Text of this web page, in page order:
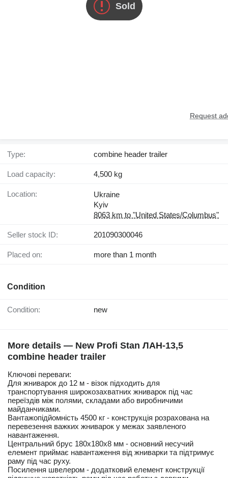
Sold
Request
Type: combine header trailer
Load capacity: 4,500 kg
Location:
Ukraine
Kyiv
8063 km to "United States/Columbus"
Seller stock ID: 201090300046
Placed on: more than 1 month
Condition
Condition: new
More details — New Profi Stan ЛАН-13,5
combine header trailer
Ключові переваги:
Для жниварок до 12 м - візок підходить для
транспортування широкозахватних жниварок під час
переїздів між полями, складами або виробничими
майданчиками.
Вантажопідйомність 4500 кг - конструкція розрахована на
перевезення важких жниварок у межах заявленого
навантаження.
Центральний брус 180х180х8 мм - основний несучий
елемент приймає навантаження від жниварки та підтримує
раму під час руху.
Посилення швелером - додатковий елемент конструкції